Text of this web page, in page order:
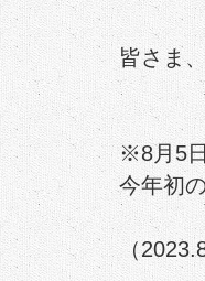
皆さま
※8月5
今年初
（